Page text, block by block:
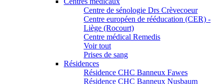
Centre de sénologie Drs Crèvecoeur
Centre européen de rééducation (CER) -
Liège (Rocourt)
Centre médical Remedis
Voir tout
Prises de sang
Résidences
Résidence CHC Banneux Fawes
Résidence CHC Banneux Nusbaum